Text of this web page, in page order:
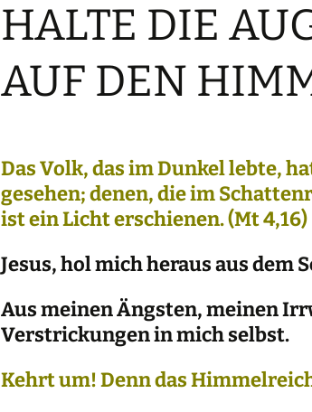
Bibelworte-
Ich bin der, der dir
gibt!
HALTE DIE
AUF DEN
Das Volk, das im Dunkel lebte,
gesehen; denen, die im
ist ein Licht erschienen.(Mt 4,16)
Jesus, hol mich heraus aus dem
Aus meinen Ängsten, meinen
Verstrickungen in mich selbst.
Kehrt um! Denn das